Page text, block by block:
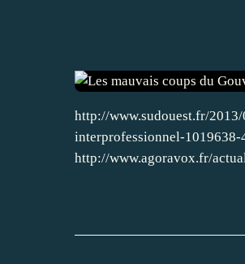
http://www.sudouest.fr/
interprofessionnel-1019638-
http://www.agoravox.fr/